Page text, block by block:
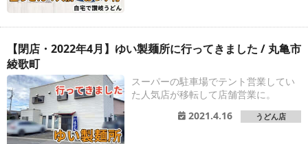
【閉店・2022年4月】ゆい製麺所に行ってきました / 丸亀市
綾歌町
スーパーの駐車場でテント営業してい
た人気店が移転して店舗営業に。
2021.4.16
うどん店